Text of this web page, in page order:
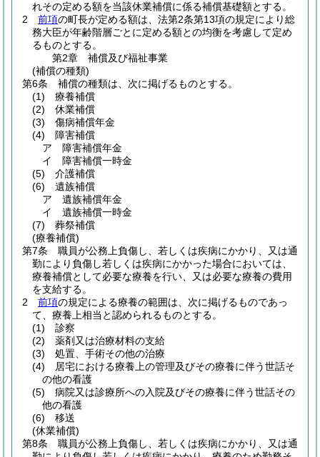
れその定める額を当該休業補償に係る補償基礎額とする。
2
前項の町長が定める額は、法第2条第13項の規定により総
務大臣が年齢階層ごとに定める額との均衡を考慮して定め
るものとする。
第2章
補償及び福祉事業
(補償の種類)
第6条
補償の種類は、次に掲げるものとする。
(1)
療養補償
(2)
休業補償
(3)
傷病補償年金
(4)
障害補償
ア
障害補償年金
イ
障害補償一時金
(5)
介護補償
(6)
遺族補償
ア
遺族補償年金
イ
遺族補償一時金
(7)
葬祭補償
(療養補償)
第7条
職員が公務上負傷し、若しくは疾病にかかり、又は通
勤により負傷し若しくは疾病にかかった場合においては、
療養補償として必要な療養を行い、又は必要な療養の費用
を支給する。
2
前項の規定による療養の範囲は、次に掲げるものであっ
て、療養上相当と認められるものとする。
(1)
診察
(2)
薬剤又は治療材料の支給
(3)
処置、手術その他の治療
(4)
居宅における療養上の管理及びその療養に伴う世話そ
の他の看護
(5)
病院又は診療所への入院及びその療養に伴う世話その
他の看護
(6)
移送
(休業補償)
第8条
職員が公務上負傷し、若しくは疾病にかかり、又は通